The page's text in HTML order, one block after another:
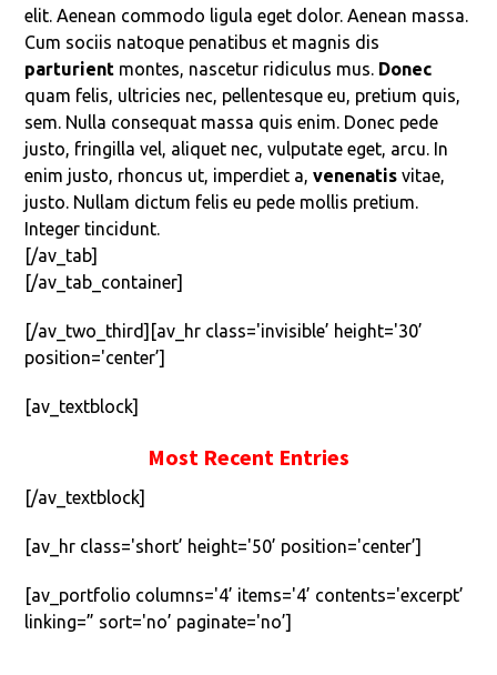
elit. Aenean commodo ligula eget dolor. Aenean massa.
Cum sociis natoque penatibus et magnis dis
parturient montes, nascetur ridiculus mus. Donec
quam felis, ultricies nec, pellentesque eu, pretium quis,
sem. Nulla consequat massa quis enim. Donec pede
justo, fringilla vel, aliquet nec, vulputate eget, arcu. In
enim justo, rhoncus ut, imperdiet a,venenatis vitae,
justo. Nullam dictum felis eu pede mollis pretium.
Integer tincidunt.
[/av_tab]
[/av_tab_container]
[/av_two_third][av_hr class='invisible’ height='30’
position='center’]
[av_textblock]
Most Recent Entries
[/av_textblock]
[av_hr class='short’ height='50’ position='center’]
[av_portfolio columns='4’ items='4’ contents='excerpt’
linking=” sort='no’ paginate='no’]